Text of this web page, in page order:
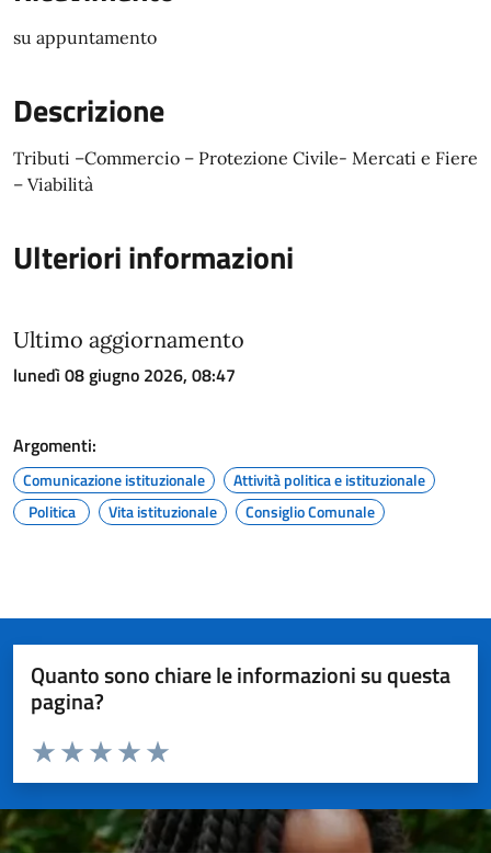
su appuntamento
Descrizione
Tributi –Commercio – Protezione Civile- Mercati e Fiere
– Viabilità
Ulteriori informazioni
Ultimo aggiornamento
lunedì 08 giugno 2026, 08:47
Argomenti:
Comunicazione istituzionale
Attività politica e istituzionale
Politica
Vita istituzionale Consiglio Comunale
Quanto sono chiare le informazioni su questa
pagina?
Valuta da 1 a 5 stelle la pagina
Valuta 5 stelle su 5
Valuta 4 stelle su 5
Valuta 3 stelle su 5
Valuta 2 stelle su 5
Valuta 1 stelle su 5